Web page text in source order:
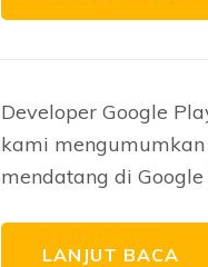
Developer Google
kami
mendatang di
LANJUT BACA